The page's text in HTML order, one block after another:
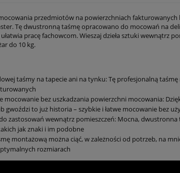
przedmiotów na powierzchniach
Tę dwustronną taśmę opracowano do mocowań na
pracę fachowcom. Wieszaj dzieła sztuki wewnątrz
do 10 kg.
taśmy na tapecie ani na tynku: Tę profesjonalną
mocowanie bez uszkadzania powierzchni mocowania:
gwoździ to już historia – szybkie i łatwe mocowanie bez
zastosowań wewnątrz pomieszczeń: Mocna,
jak znaki i im podobne
montażową można ciąć, w zależności od potrzeb, na
rozmiarach